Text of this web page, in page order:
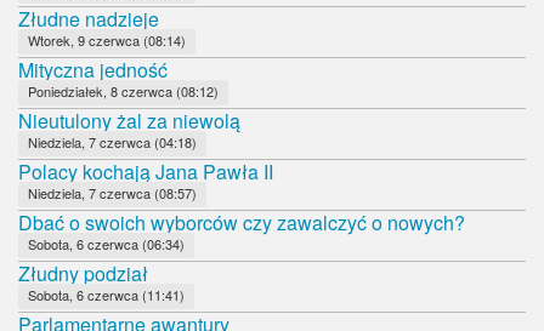
Złudne nadzieje
Wtorek, 9 czerwca (08:14)
Mityczna jedność
Poniedziałek, 8 czerwca (08:12)
Nieutulony żal za niewolą
Niedziela, 7 czerwca (04:18)
Polacy kochają Jana Pawła II
Niedziela, 7 czerwca (08:57)
Dbać o swoich wyborców czy zawalczyć o nowych?
Sobota, 6 czerwca (06:34)
Złudny podział
Sobota, 6 czerwca (11:41)
Parlamentarne awantury